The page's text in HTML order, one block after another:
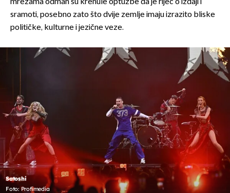
sramoti, posebno zato što dvije zemlje imaju izrazito bliske
političke, kulturne i jezične veze.
Satoshi
Foto: Profimedia